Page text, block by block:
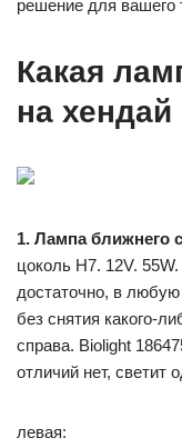
решение для вашего
Какая
на хендай
1. Лампа ближнего
цоколь H7. 12V.
достаточно, в
без снятия какого-
справа. Biolight
отличий нет, светит
левая: